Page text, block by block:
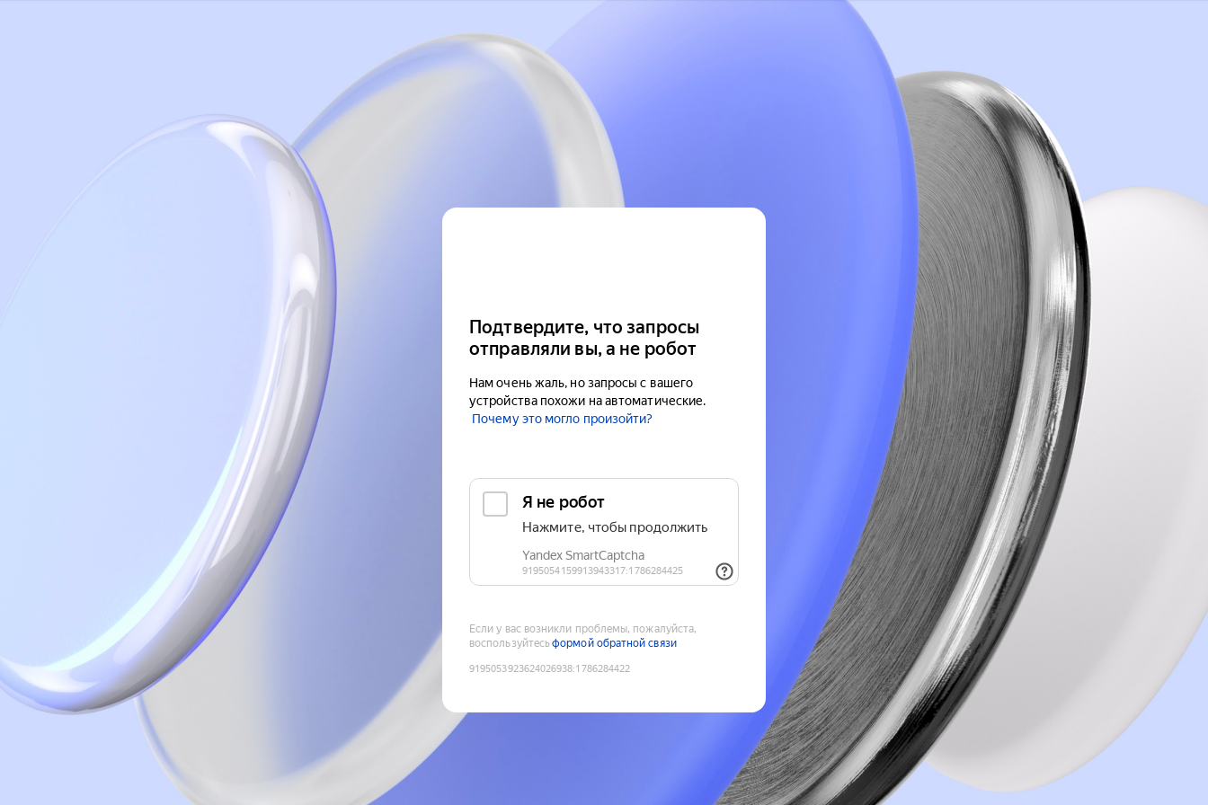
Подтвердите, что запросы
отправляли вы, а не робот
Нам очень жаль, но запросы с вашего
устройства похожи на автоматические.
Почему это могло произойти?
Если у вас возникли проблемы, пожалуйста,
воспользуйтесьформой обратной связи
9195053923624026938:1786284422